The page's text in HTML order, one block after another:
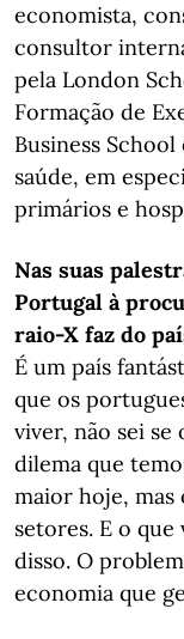
economista,
consultor
pela London
Formação de
Business
saúde, em
primários e
Nas suas
Portugal à
raio-X faz do
É um país
que os
viver, não sei se
dilema que
maior hoje, mas
setores. E o que
disso. O
economia que